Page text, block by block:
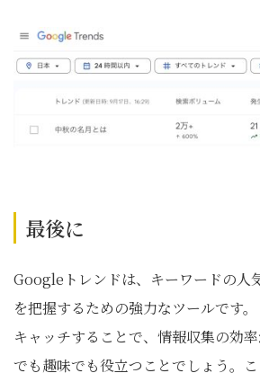
最後に
Googleトレンドは、キーワードの人
を把握するための強力なツールです
キャッチすることで、情報収集の効
でも趣味でも役立つことでしょう。